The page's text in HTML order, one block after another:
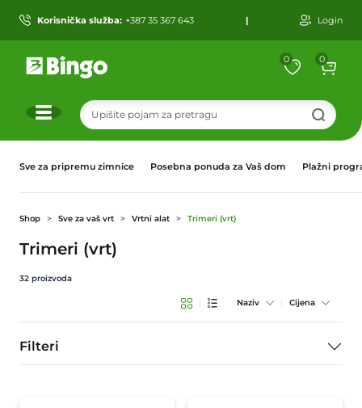
Korisnička služba: +387 35 367 643 | Login
0 0
Sve za pripremu zimnice Posebna ponuda za Vaš dom Plažni
Shop Sve za vaš vrt Vrtni alat Trimeri (vrt)
Trimeri (vrt)
32 proizvoda
| Naziv | Cijena
Filteri